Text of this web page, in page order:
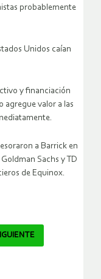
probablemente
Unidos caían
y financiación
agregue valor a las
a Barrick en
Sachs y TD
de Equinox.